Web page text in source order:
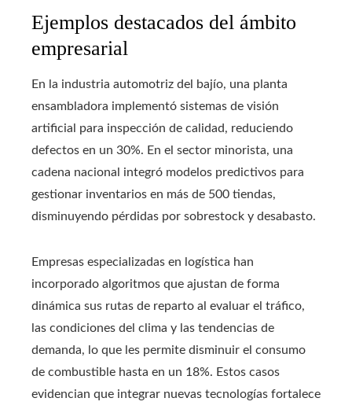
Ejemplos destacados del ámbito
empresarial
En la industria automotriz del bajío, una planta
ensambladora implementó sistemas de visión
artificial para inspección de calidad, reduciendo
defectos en un 30%. En el sector minorista, una
cadena nacional integró modelos predictivos para
gestionar inventarios en más de 500 tiendas,
disminuyendo pérdidas por sobrestock y desabasto.
Empresas especializadas en logística han
incorporado algoritmos que ajustan de forma
dinámica sus rutas de reparto al evaluar el tráfico,
las condiciones del clima y las tendencias de
demanda, lo que les permite disminuir el consumo
de combustible hasta en un 18%. Estos casos
evidencian que integrar nuevas tecnologías fortalece